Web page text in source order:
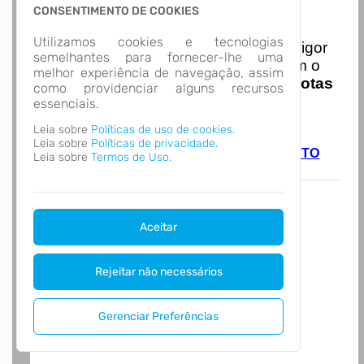
CONSENTIMENTO DE COOKIES
Utilizamos cookies e tecnologias
semelhantes para fornecer-lhe uma
melhor experiência de navegação, assim
como providenciar alguns recursos
essenciais.
Leia sobre Políticas de uso de cookies.
Leia sobre Políticas de privacidade.
Leia sobre Termos de Uso.
Aceitar
Rejeitar não necessários
Gerenciar Preferências
Nota Nacional
Iniciando em01/01/2026entra em vigor
a obrigatoriedade de integração com o
Ambiente de Dados Nacional das
Notas
de Serviço Eletrônicas
acesse o link abaixo e saiba mais.
Autoatendimento - MUNICIPIO DE JACINTO